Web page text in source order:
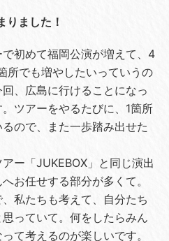
ました！
初めて福岡公演が増えて、4
所でも増やしたいっていうの
、広島に行けることになっ
ツアーをやるたびに、1箇所
ので、また一歩踏み出せた
ー「JUKEBOX」と同じ演出
お任せする部分が多くて。
私たちも考えて、自分たち
っていて。何をしたらみん
て考えるのが楽しいです。